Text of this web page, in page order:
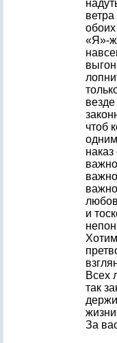
«Я»-
чтоб
и
Всех
так
За